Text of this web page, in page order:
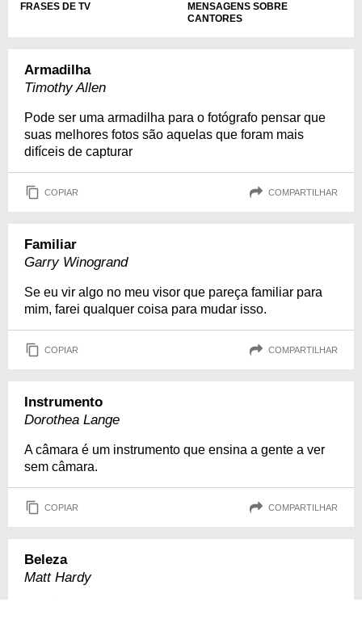
FRASES DE TV
MENSAGENS SOBRE
CANTORES
Armadilha
Timothy Allen
Pode ser uma armadilha para o fotógrafo pensar que
suas melhores fotos são aquelas que foram mais
difíceis de capturar
COPIAR COMPARTILHAR
Familiar
Garry Winogrand
Se eu vir algo no meu visor que pareça familiar para
mim, farei qualquer coisa para mudar isso.
COPIAR COMPARTILHAR
Instrumento
Dorothea Lange
A câmara é um instrumento que ensina a gente a ver
sem câmara.
COPIAR COMPARTILHAR
Beleza
Matt Hardy